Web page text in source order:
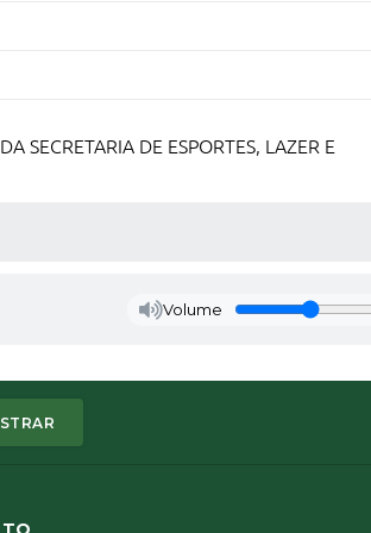
SECRETARIA DE ESPORTES, LAZER E
Volume